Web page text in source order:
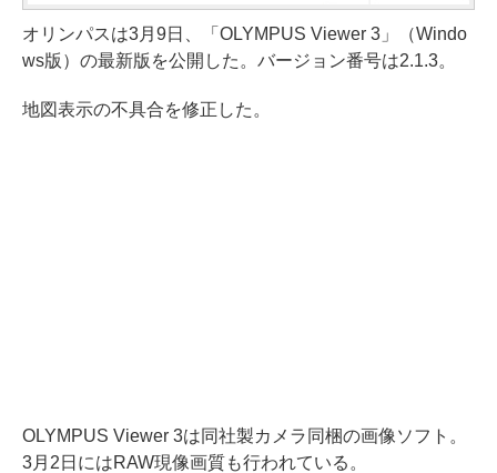
オリンパスは3月9日、「OLYMPUS Viewer 3」（Windo
ws版）の最新版を公開した。バージョン番号は2.1.3。
地図表示の不具合を修正した。
OLYMPUS Viewer 3は同社製カメラ同梱の画像ソフト。
3月2日にはRAW現像画質も行われている。